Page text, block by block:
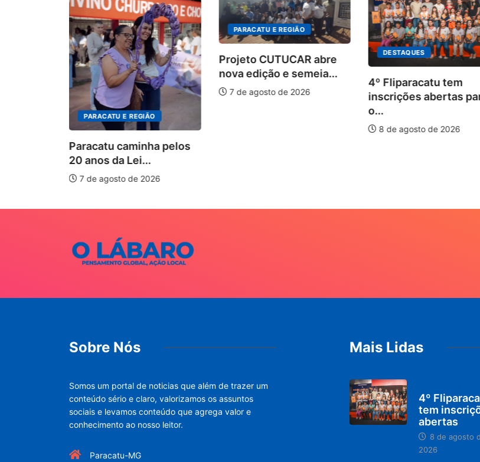
PARACATU E REGIÃO
Paracatu caminha pelos
20 anos da Lei...
7 de agosto de 2026
PARACATU E REGIÃO
Projeto CUTUCAR abre
nova edição e semeia...
7 de agosto de 2026
DESTAQUES
4º Fliparacatu tem
inscrições abertas
o...
8 de agosto de 2026
Sobre Nós
Somos um portal de noticias que além de trazer um
conteúdo sério e claro, valorizamos os assuntos
sociais e levamos conteúdo que agrega valor e
conhecimento ao nosso leitor.
Paracatu-MG
Mais Lidas
4º
tem
abertas
8 de agosto
2026